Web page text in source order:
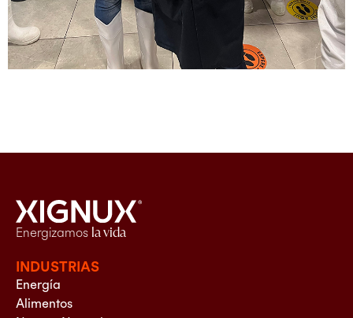
Energizamos la vida
INDUSTRIAS
Energía
Alimentos